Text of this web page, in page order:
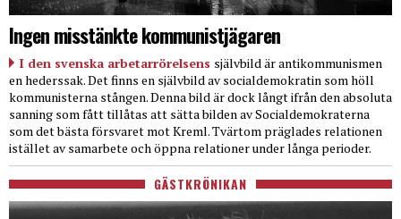
Ingen misstänkte kommunistjägaren
I den svenska arbetarrörelsens självbild är antikommunismen
en hederssak. Det finns en självbild av socialdemokratin som höll
kommunisterna stången. Denna bild är dock långt ifrån den absoluta
sanning som fått tillåtas att sätta bilden av Socialdemokraterna
som det bästa försvaret mot Kreml. Tvärtom präglades relationen
istället av samarbete och öppna relationer under långa perioder.
GÄSTKRÖNIKAN